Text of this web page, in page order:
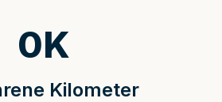
Kilometer
0K